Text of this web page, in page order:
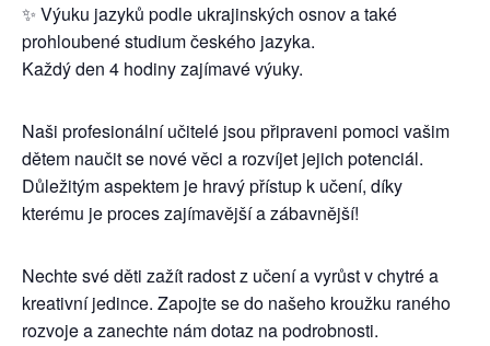
✨ Výuku jazyků podle ukrajinských osnov a také
prohloubené studium českého jazyka.
Každý den 4 hodiny zajímavé výuky.
Naši profesionální učitelé jsou připraveni pomoci vašim
dětem naučit se nové věci a rozvíjet jejich potenciál.
Důležitým aspektem je hravý přístup k učení, díky
kterému je proces zajímavější a zábavnější!
Nechte své děti zažít radost z učení a vyrůst v chytré a
kreativní jedince. Zapojte se do našeho kroužku raného
rozvoje a zanechte nám dotaz na podrobnosti.